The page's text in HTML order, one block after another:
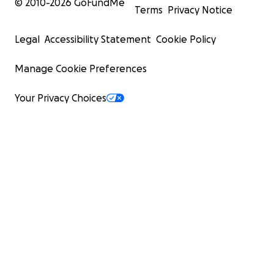
© 2010-2026 GoFundMe
Terms Privacy Notice
Legal Accessibility Statement Cookie Policy
Manage Cookie Preferences
Your Privacy Choices